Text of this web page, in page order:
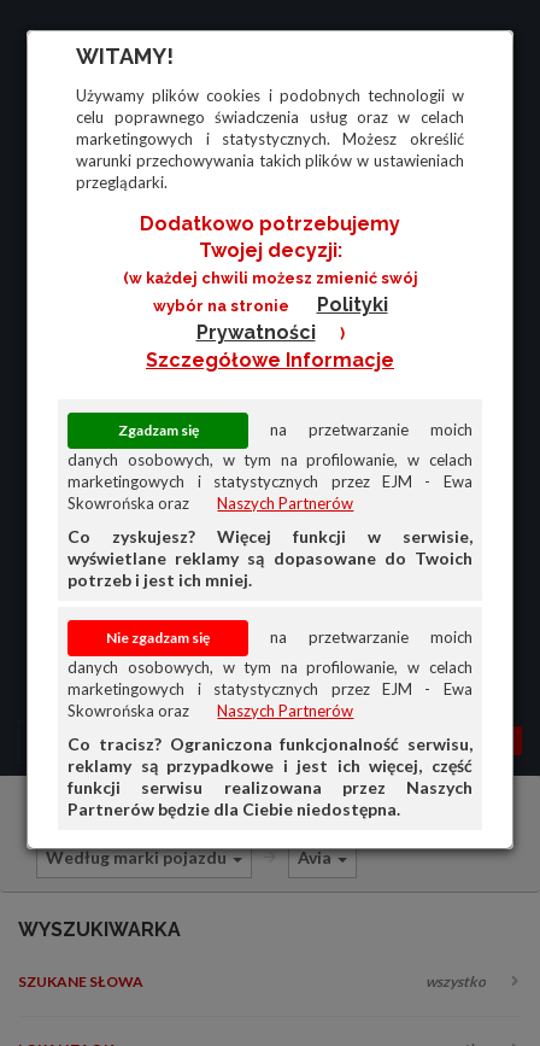
WITAMY!
Używamy plików cookies i podobnych technologii w
celu poprawnego świadczenia usług oraz w celach
marketingowych i statystycznych. Możesz określić
warunki przechowywania takich plików w ustawieniach
przeglądarki.
Dodatkowo potrzebujemy
Twojej decyzji:
(w każdej chwili możesz zmienić swój
wybór na stronie
Polityki
Prywatności
)
Szczegółowe Informacje
na przetwarzanie moich
danych osobowych, w tym na profilowanie, w celach
marketingowych i statystycznych przez EJM - Ewa
Skowrońska oraz
Naszych Partnerów
Co zyskujesz? Więcej funkcji w serwisie,
wyświetlane reklamy są dopasowane do Twoich
potrzeb i jest ich mniej.
na przetwarzanie moich
danych osobowych, w tym na profilowanie, w celach
marketingowych i statystycznych przez EJM - Ewa
Skowrońska oraz
Naszych Partnerów
Co tracisz? Ograniczona funkcjonalność serwisu,
reklamy są przypadkowe i jest ich więcej, część
funkcji serwisu realizowana przez Naszych
Partnerów będzie dla Ciebie niedostępna.
MENU MOJA AG
PRZEGLĄD
OFERTA DLA FIRM
Części i akcesoria samochodowe
Według marki pojazdu Avia
WYSZUKIWARKA
SZUKANE SŁOWA wszystko